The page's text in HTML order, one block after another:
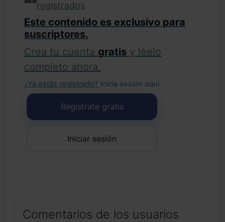
registrados
Este contenido es exclusivo para
suscriptores.
Crea tu cuenta gratis y léelo
completo ahora.
¿Ya estás registrado? Inicia sesión aquí .
Regístrate gratis
Iniciar sesión
Comentarios de los usuarios